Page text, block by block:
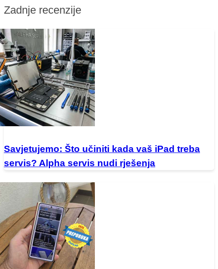
Zadnje recenzije
Savjetujemo: Što učiniti kada vaš iPad treba
servis? Alpha servis nudi rješenja